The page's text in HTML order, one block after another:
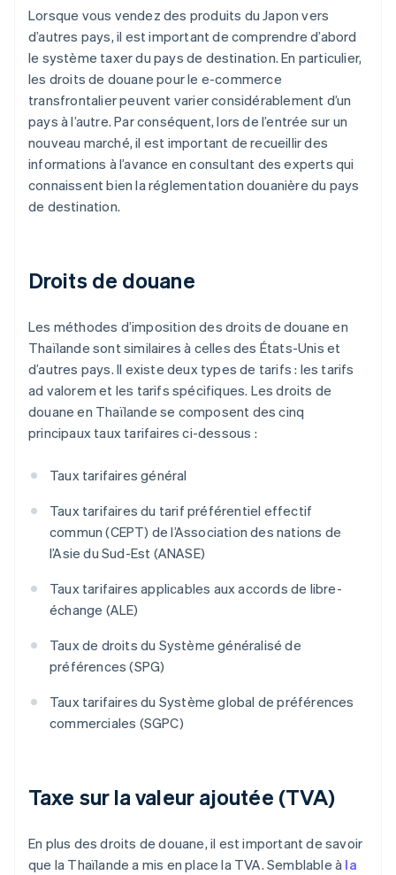
Lorsque vous vendez des produits du Japon vers
d’autres pays, il est important de comprendre d’abord
le système taxer du pays de destination. En particulier,
les droits de douane pour le e-commerce
transfrontalier peuvent varier considérablement d’un
pays à l’autre. Par conséquent, lors de l’entrée sur un
nouveau marché, il est important de recueillir des
informations à l’avance en consultant des experts qui
connaissent bien la réglementation douanière du pays
de destination.
Droits de douane
Les méthodes d’imposition des droits de douane en
Thaïlande sont similaires à celles des États-Unis et
d’autres pays. Il existe deux types de tarifs : les tarifs
ad valorem et les tarifs spécifiques. Les droits de
douane en Thaïlande se composent des cinq
principaux taux tarifaires ci-dessous :
Taux tarifaires général
Taux tarifaires du tarif préférentiel effectif
commun (CEPT) de l’Association des nations de
l’Asie du Sud-Est (ANASE)
Taux tarifaires applicables aux accords de libre-
échange (ALE)
Taux de droits du Système généralisé de
préférences (SPG)
Taux tarifaires du Système global de préférences
commerciales (SGPC)
Taxe sur la valeur ajoutée (TVA)
En plus des droits de douane, il est important de savoir
que la Thaïlande a mis en place la TVA. Semblable à la